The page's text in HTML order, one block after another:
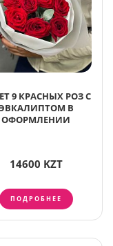
9 КРАСНЫХ РОЗ С
В
ОФОРМЛЕНИИ
14600 KZT
ПОДРОБНЕЕ